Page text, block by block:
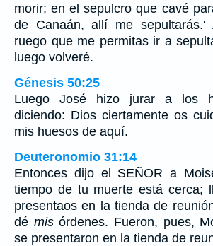
morir; en el sepulcro que cavé
de Canaán, allí me sepultarás.'
ruego que me permitas ir a
luego volveré.
Génesis 50:25
Luego José hizo jurar a los
diciendo: Dios ciertamente os
mis huesos de aquí.
Deuteronomio 31:14
Entonces dijo el SEÑOR a
tiempo de tu muerte está cerca;
presentaos en la tienda de
dé misórdenes. Fueron, pues,
se presentaron en la tienda de